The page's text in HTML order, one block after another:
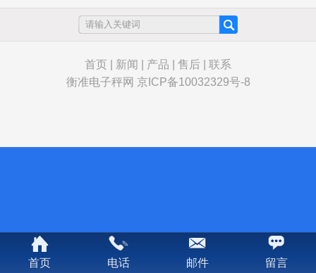
首页 新闻 产品 售后
联系
衡准电子秤网 京ICP备10032329号-8
首页 电话 邮件 留言